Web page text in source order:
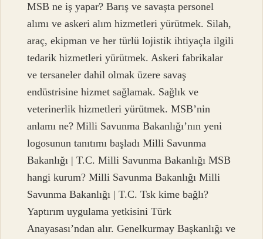
MSB ne iş yapar? Barış ve savaşta personel
alımı ve askeri alım hizmetleri yürütmek. Silah,
araç, ekipman ve her türlü lojistik ihtiyaçla ilgili
tedarik hizmetleri yürütmek. Askeri fabrikalar
ve tersaneler dahil olmak üzere savaş
endüstrisine hizmet sağlamak. Sağlık ve
veterinerlik hizmetleri yürütmek. MSB’nin
anlamı ne? Milli Savunma Bakanlığı’nın yeni
logosunun tanıtımı başladı Milli Savunma
Bakanlığı | T.C. Milli Savunma Bakanlığı MSB
hangi kurum? Milli Savunma Bakanlığı Milli
Savunma Bakanlığı | T.C. Tsk kime bağlı?
Yaptırım uygulama yetkisini Türk
Anayasası’ndan alır. Genelkurmay Başkanlığı ve